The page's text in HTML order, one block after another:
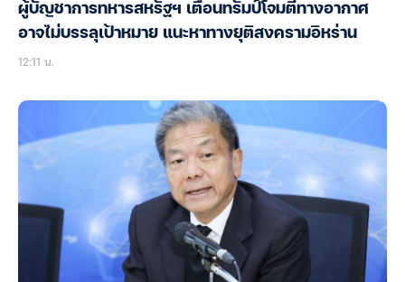
ผู้บัญชาการทหารสหรัฐฯ เตือนทรัมป์โจมตีทางอากาศ
อาจไม่บรรลุเป้าหมาย แนะหาทางยุติสงครามอิหร่าน
12:11 น.